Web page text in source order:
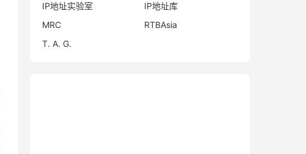
IP地址实验室
IP地址库
MRC
RTBAsia
T. A. G.